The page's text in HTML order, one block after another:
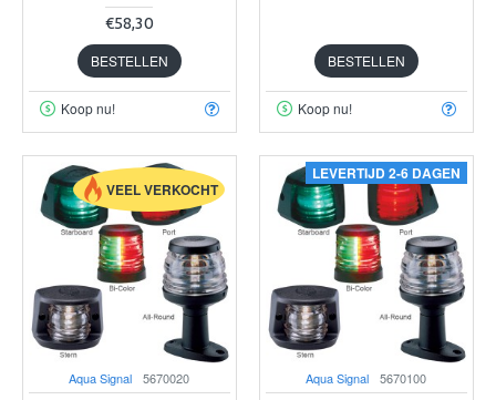
€58,30
BESTELLEN
Koop nu!
BESTELLEN
Koop nu!
VEEL VERKOCHT
Aqua Signal 5670020
LEVERTIJD 2-6 DAGEN
Aqua Signal 5670100